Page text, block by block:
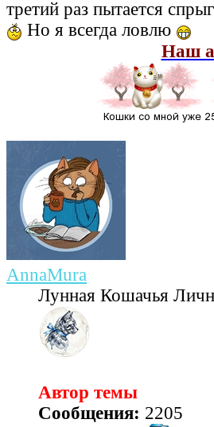
третий раз пытается
Но я всегда ловлю
Наш
AnnaMura
Лунная Кошачья
Автор темы
Сообщения: 2205